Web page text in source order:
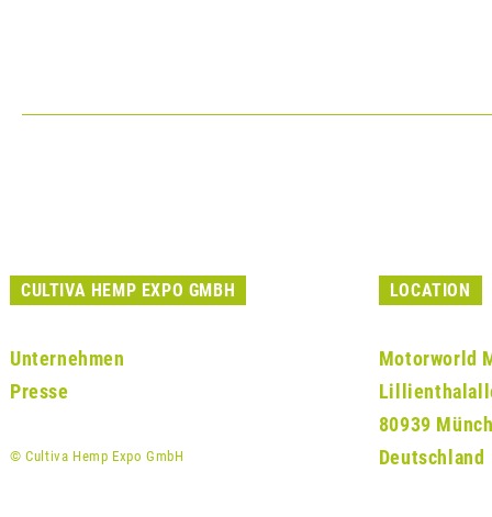
CULTIVA HEMP EXPO GMBH
Unternehmen
Presse
© Cultiva Hemp Expo GmbH
LOCATION
Motorworld
80939
Deutschland